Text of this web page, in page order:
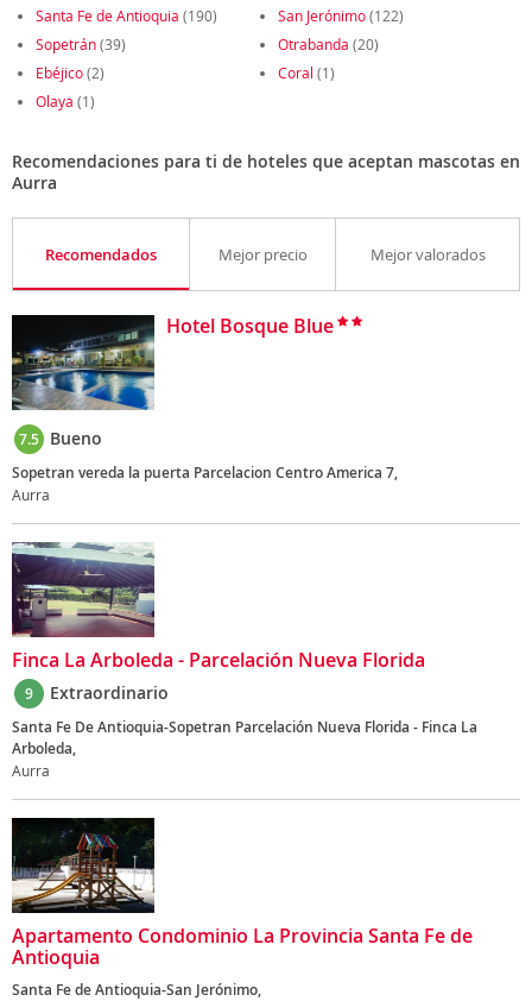
Santa Fe de Antioquia (190) San Jerónimo(122)
Sopetrán(39) Otrabanda (20)
Ebéjico(2) Coral (1)
Olaya (1)
Recomendaciones para ti de hoteles que aceptan mascotas en
Aurra
Recomendados Mejor precio Mejor valorados
Hotel Bosque Blue
7.5 Bueno
Sopetran vereda la puerta Parcelacion Centro America 7,
Aurra
Finca La Arboleda - Parcelación Nueva Florida
9 Extraordinario
Santa Fe De Antioquia-Sopetran Parcelación Nueva Florida - Finca La
Arboleda,
Aurra
Apartamento Condominio La Provincia Santa Fe de
Antioquia
Santa Fe de Antioquia-San Jerónimo,